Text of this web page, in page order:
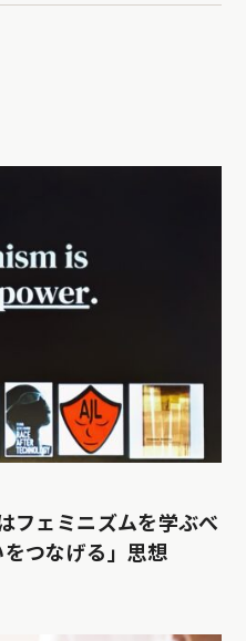
フェミニズムを学ぶべ
つなげる」思想